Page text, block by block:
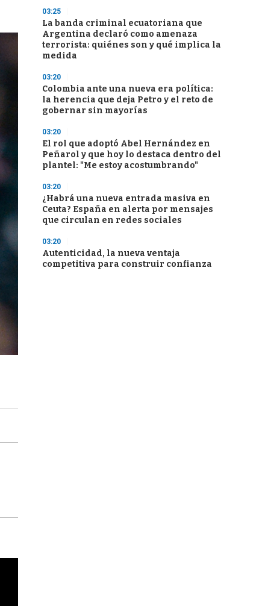
03:25
La banda criminal ecuatoriana que
Argentina declaró como amenaza
terrorista: quiénes son y qué implica la
medida
03:20
Colombia ante una nueva era política:
la herencia que deja Petro y el reto de
gobernar sin mayorías
03:20
El rol que adoptó Abel Hernández en
Peñarol y que hoy lo destaca dentro del
plantel: "Me estoy acostumbrando"
03:20
¿Habrá una nueva entrada masiva en
Ceuta? España en alerta por mensajes
que circulan en redes sociales
03:20
Autenticidad, la nueva ventaja
competitiva para construir confianza